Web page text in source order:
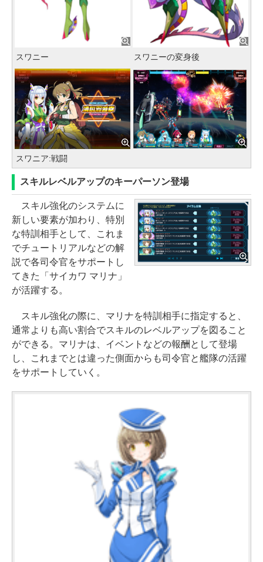
スワニー スワニーの変身後
スワニア:戦闘
スキルレベルアップのキーパーソン登場
スキル強化のシステムに
新しい要素が加わり、特別
な特訓相手として、これま
でチュートリアルなどの解
説で各司令官をサポートし
てきた「サイカワ マリナ」
が活躍する。
スキル強化の際に、マリナを特訓相手に指定すると、
通常よりも高い割合でスキルのレベルアップを図ること
ができる。マリナは、イベントなどの報酬として登場
し、これまでとは違った側面からも司令官と艦隊の活躍
をサポートしていく。